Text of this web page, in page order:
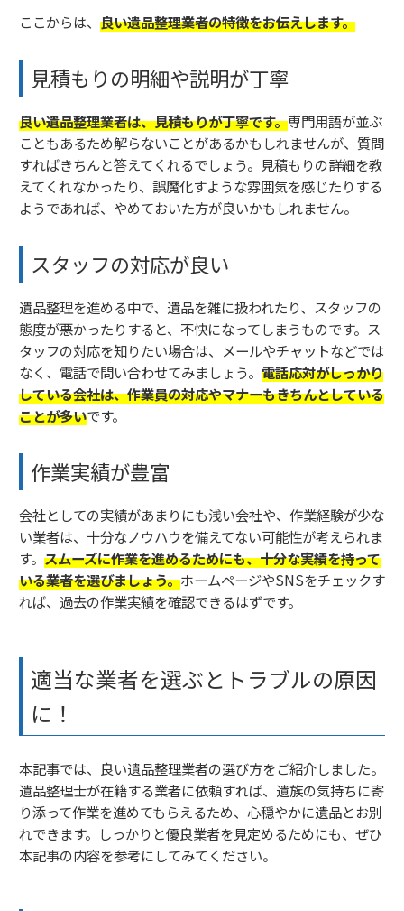
ここからは、 良い遺品整理業者の特徴をお伝えします。
見積もりの明細や説明が丁寧
良い遺品整理業者は、見積もりが丁寧です。専門用語が並ぶ
こともあるため解らないことがあるかもしれませんが、質問
すればきちんと答えてくれるでしょう。見積もりの詳細を教
えてくれなかったり、誤魔化すような雰囲気を感じたりする
ようであれば、やめておいた方が良いかもしれません。
スタッフの対応が良い
遺品整理を進める中で、遺品を雑に扱われたり、スタッフの
態度が悪かったりすると、不快になってしまうものです。ス
タッフの対応を知りたい場合は、メールやチャットなどでは
なく、電話で問い合わせてみましょう。 電話応対がしっかり
している会社は、作業員の対応やマナーもきちんとしている
ことが多いです。
作業実績が豊富
会社としての実績があまりにも浅い会社や、作業経験が少な
い業者は、十分なノウハウを備えてない可能性が考えられま
す。 スムーズに作業を進めるためにも、十分な実績を持って
いる業者を選びましょう。ホームページやSNSをチェックす
れば、過去の作業実績を確認できるはずです。
適当な業者を選ぶとトラブルの原因
に！
本記事では、良い遺品整理業者の選び方をご紹介しました。
遺品整理士が在籍する業者に依頼すれば、遺族の気持ちに寄
り添って作業を進めてもらえるため、心穏やかに遺品とお別
れできます。しっかりと優良業者を見定めるためにも、ぜひ
本記事の内容を参考にしてみてください。